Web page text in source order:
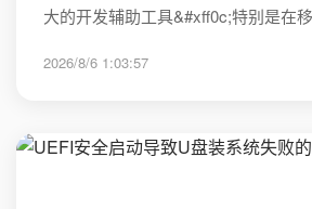
大的开发辅助工具&#xff0c;特别是在
2026/8/6 1:03:57